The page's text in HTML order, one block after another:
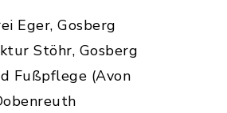
Eger, Gosberg
Stöhr, Gosberg
Fußpflege (Avon